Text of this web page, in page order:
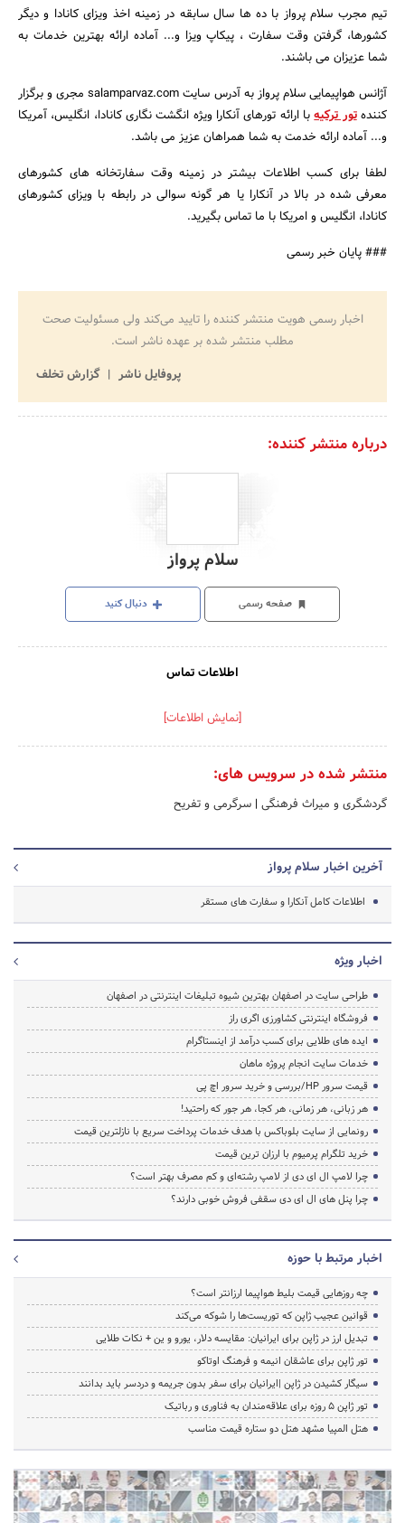
تیم مجرب سلام پرواز با ده ها سال سابقه در زمینه اخذ ویزای کانادا و دیگر
کشورها، گرفتن وقت سفارت ، پیکاپ ویزا و... آماده ارائه بهترین خدمات به
شما عزیزان می باشند.
آژانس هواپیمایی سلام پرواز به آدرس سایت salamparvaz.com مجری و برگزار
کنندهتور ترکیهبا ارائه تورهای آنکارا ویژه انگشت نگاری کانادا، انگلیس، آمریکا
و... آماده ارائه خدمت به شما همراهان عزیز می باشد.
لطفا برای کسب اطلاعات بیشتر در زمینه وقت سفارتخانه های کشورهای
معرفی شده در بالا در آنکارا یا هر گونه سوالی در رابطه با ویزای کشورهای
کانادا، انگلیس و امریکا با ما تماس بگیرید.
### پایان خبر رسمی
اخبار رسمی هویت منتشر کننده را تایید می‌کند ولی مسئولیت صحت
مطلب منتشر شده بر عهده ناشر است.
پروفایل ناشر
گزارش تخلف
درباره منتشر کننده:
سلام پرواز
صفحه رسمی دنبال کنید
اطلاعات تماس
[نمایش اطلاعات]
منتشر شده در سرویس های:
گردشگری و میراث فرهنگی | سرگرمی و تفریح
آخرین اخبار سلام پرواز
اطلاعات کامل آنکارا و سفارت های مستقر
اخبار ویژه
طراحی سایت در اصفهان بهترین شیوه تبلیغات اینترنتی در اصفهان
فروشگاه اینترنتی کشاورزی اگری راز
ایده های طلایی برای کسب درآمد از اینستاگرام
خدمات سایت انجام پروژه ماهان
قیمت سرور HP/بررسی و خرید سرور اچ پی
هر زبانی، هر زمانی، هر کجا، هر جور که راحتید!
رونمایی از سایت بلوباکس با هدف خدمات پرداخت سریع با نازلترین قیمت
خرید تلگرام پرمیوم با ارزان ترین قیمت
چرا لامپ ال ای دی از لامپ رشته‌ای و کم مصرف بهتر است؟
چرا پنل های ال ای دی سقفی فروش خوبی دارند؟
اخبار مرتبط با حوزه
چه روزهایی قیمت بلیط هواپیما ارزانتر است؟
قوانین عجیب ژاپن که توریست‌ها را شوکه می‌کند
تبدیل ارز در ژاپن برای ایرانیان: مقایسه دلار، یورو و ین + نکات طلایی
تور ژاپن برای عاشقان انیمه و فرهنگ اوتاکو
سیگار کشیدن در ژاپن |ایرانیان برای سفر بدون جریمه و دردسر باید بدانند
تور ژاپن ۵ روزه برای علاقه‌مندان به فناوری و رباتیک
هتل المپیا مشهد هتل دو ستاره قیمت مناسب